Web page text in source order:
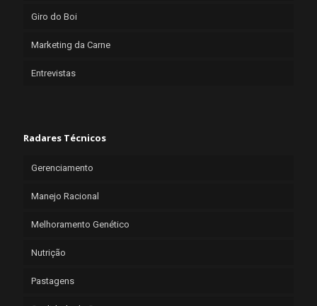
Giro do Boi
Marketing da Carne
Entrevistas
Radares Técnicos
Gerenciamento
Manejo Racional
Melhoramento Genético
Nutrição
Pastagens